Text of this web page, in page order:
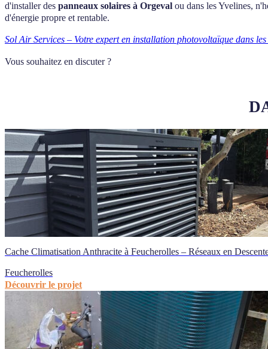
d'installer des panneaux solaires à Orgeval ou dans les Yvelines,
d'énergie propre et rentable.
Sol Air Services – Votre expert en installation photovoltaïque dans les
Vous souhaitez en discuter ?
Cache Climatisation Anthracite à Feucherolles – Réseaux en
Feucherolles
Découvrir le projet
Toutes nos réalisations